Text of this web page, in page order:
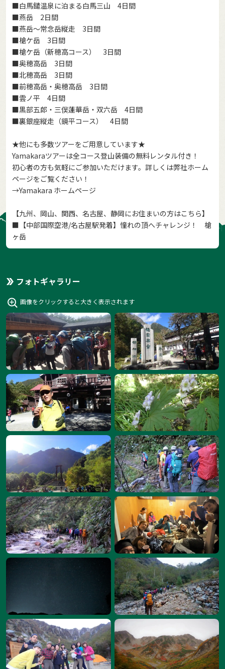
■白馬鑓温泉に泊まる白馬三山 4日間
■燕岳 2日間
■燕岳～常念岳縦走 3日間
■槍ケ岳 3日間
■槍ケ岳（新穂高コース） 3日間
■奥穂高岳 3日間
■北穂高岳 3日間
■前穂高岳・奥穂高岳 3日間
■雲ノ平 4日間
■黒部五郎・三俣蓮華岳・双六岳 4日間
■裏銀座縦走（鏡平コース） 4日間
★他にも多数ツアーをご用意しています★
Yamakaraツアーは全コース登山装備の無料レンタル付き！
初心者の方も気軽にご参加いただけます。詳しくは弊社ホーム
ページをご覧ください！
→Yamakara ホームページ
【九州、岡山、関西、名古屋、静岡にお住まいの方はこちら】
■【中部国際空港/名古屋駅発着】憧れの頂へチャレンジ！ 槍
ヶ岳
フォトギャラリー
画像をクリックすると大きく表示されます